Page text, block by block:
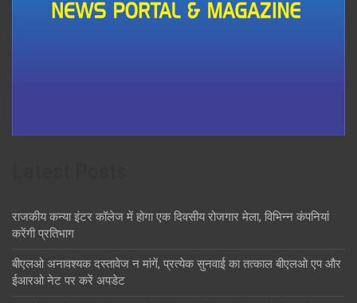
राजकीय कन्या इंटर कॉलेज में होगा एक दिवसीय रोजगार मेला, विभिन्न कंपनियां
करेंगी प्रतिभाग
बीएलओ अनावश्यक दस्तावेज न मांगें, प्रत्येक सुनवाई का तत्काल बीएलओ एप और
ईआरओ नेट पर करें अपडेट